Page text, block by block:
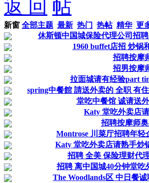
返 回
新窗 全部主题 最新 热门 热帖 精华 更
休斯顿中国城保险代理公司招
1960 buffet店招 炒锅
招聘按摩
招男按摩
拉面城请有经验part
spring中餐館 請送外卖的 全职 有
堂吃中餐馆 诚请送
Katy 堂吃外卖店
招聘按摩师
Montrose 川菜厅招聘年轻
Katy 堂吃外卖店请熟手炒
招聘 全美 保险理财代
招聘 离中国城40分钟堂吃
The Woodlands区 中日餐